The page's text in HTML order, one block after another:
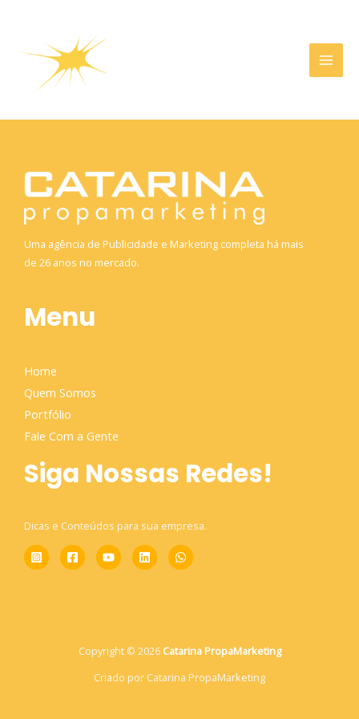
Uma agência de Publicidade e Marketing completa há mais
de 26 anos no mercado.
Menu
Home
Quem Somos
Portfólio
Fale Com a Gente
Siga Nossas Redes!
Dicas e Conteúdos para sua empresa.
Copyright © 2026 Catarina PropaMarketing
Criado por Catarina PropaMarketing